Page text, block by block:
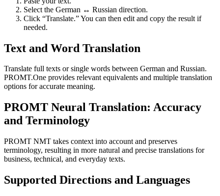
Select the German ↔ Russian direction.
Click “Translate.” You can then edit and copy the result if
needed.
Text and Word Translation
Translate full texts or single words between German and Russian.
PROMT.One provides relevant equivalents and multiple translation
options for accurate meaning.
PROMT Neural Translation: Accuracy
and Terminology
PROMT NMT takes context into account and preserves
terminology, resulting in more natural and precise translations for
business, technical, and everyday texts.
Supported Directions and Languages